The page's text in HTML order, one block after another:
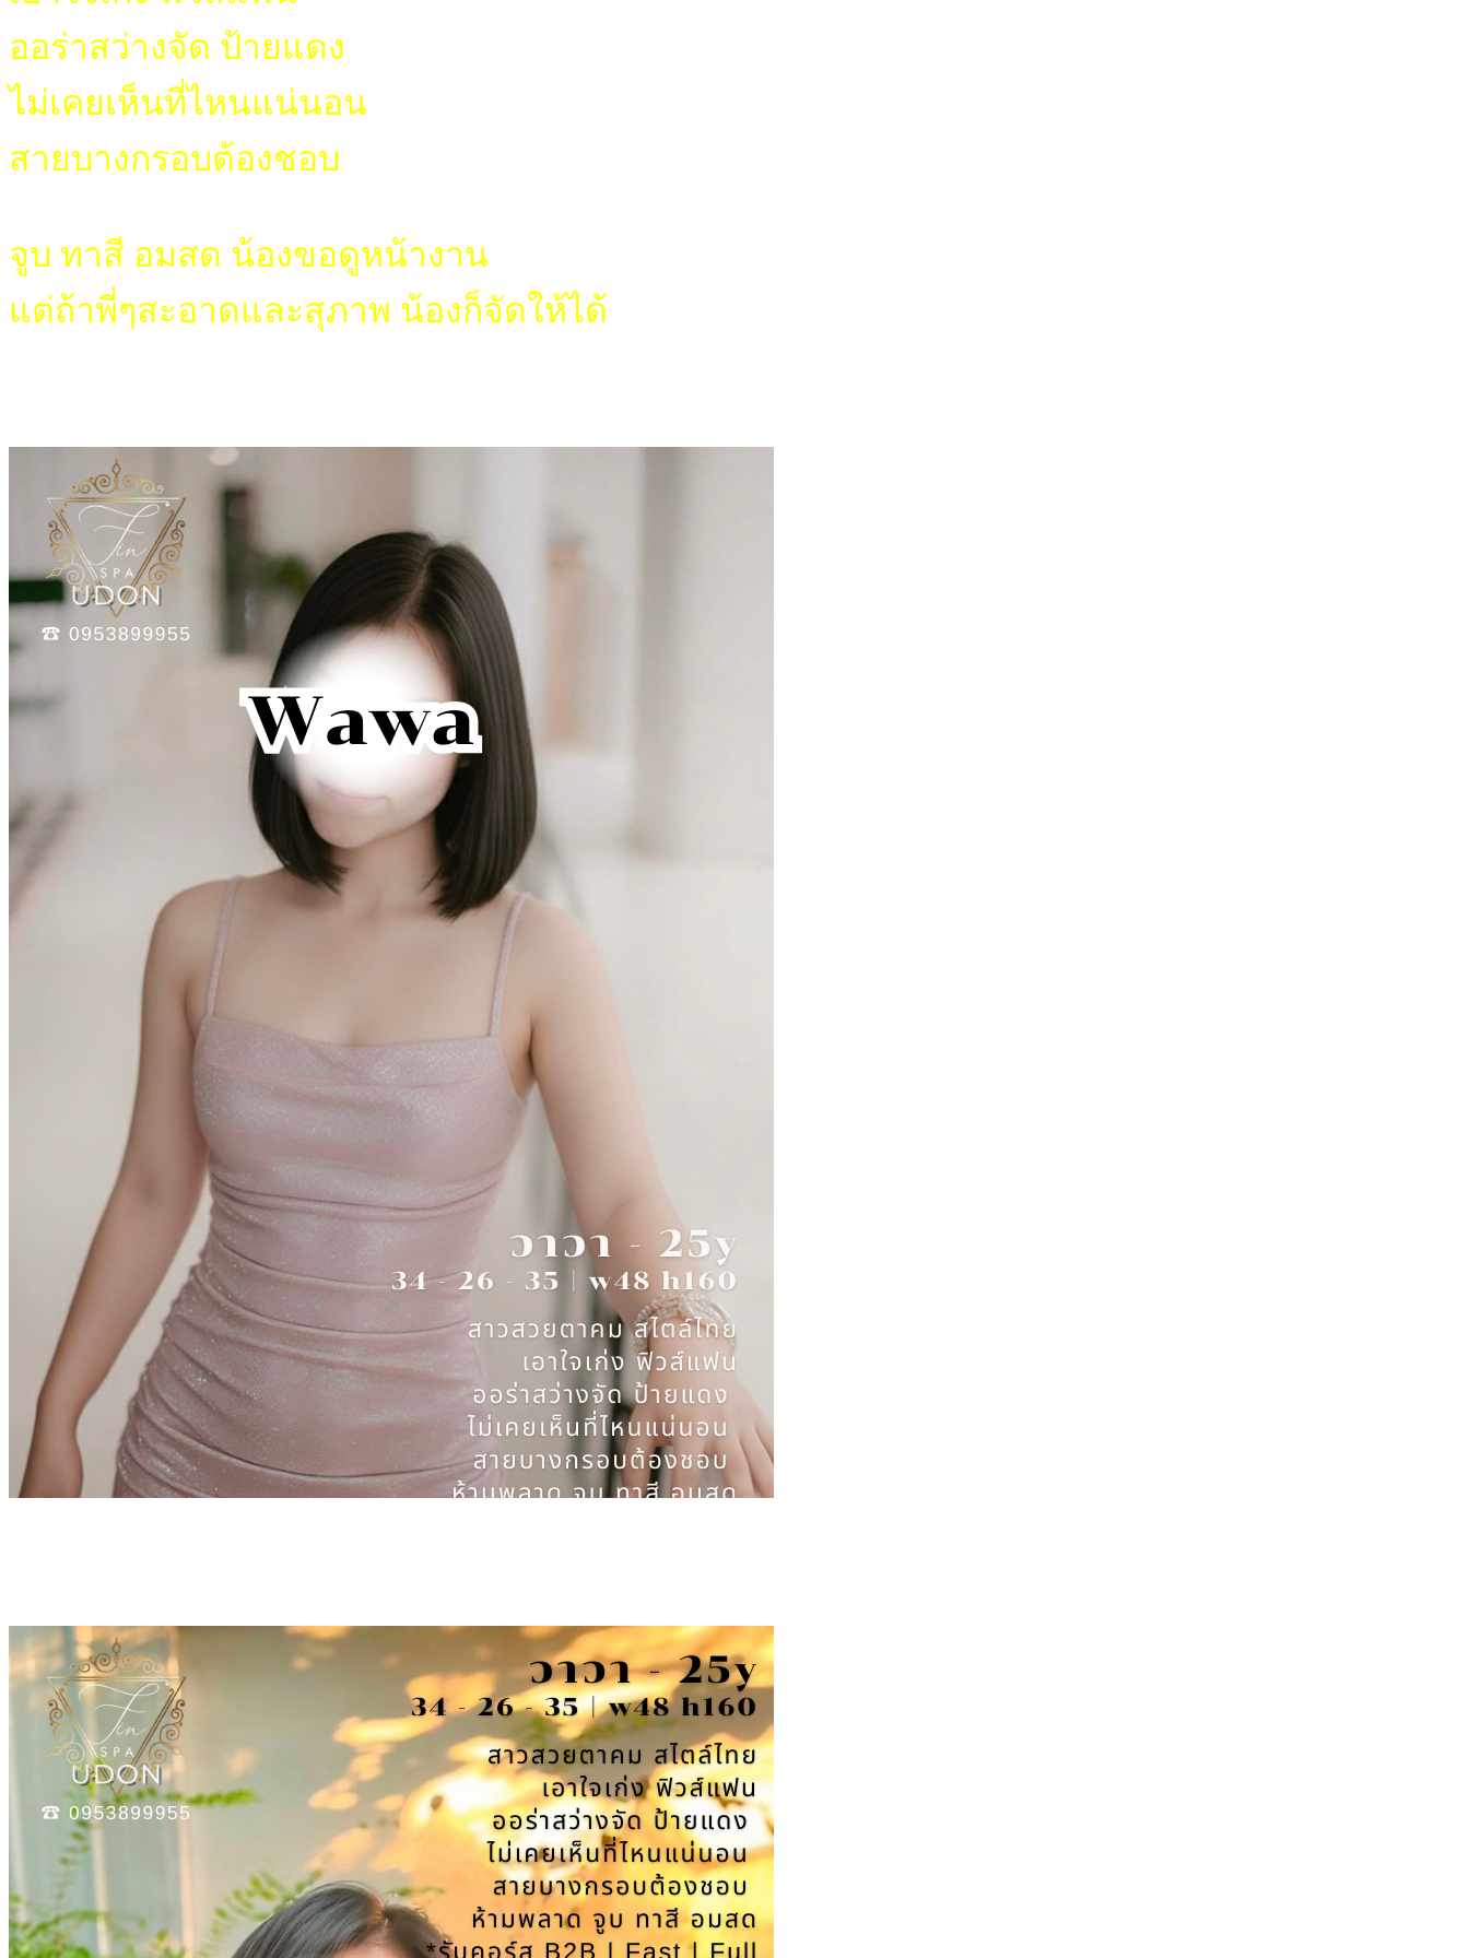
ออร่าสว่างจัด ป้ายแดง
ไม่เคยเห็นที่ไหนแน่นอน
สายบางกรอบต้องชอบ
จูบ ทาสี อมสด น้องขอดูหน้างาน
แต่ถ้าพี่ๆสะอาดและสุภาพ น้องก็จัดให้ได้